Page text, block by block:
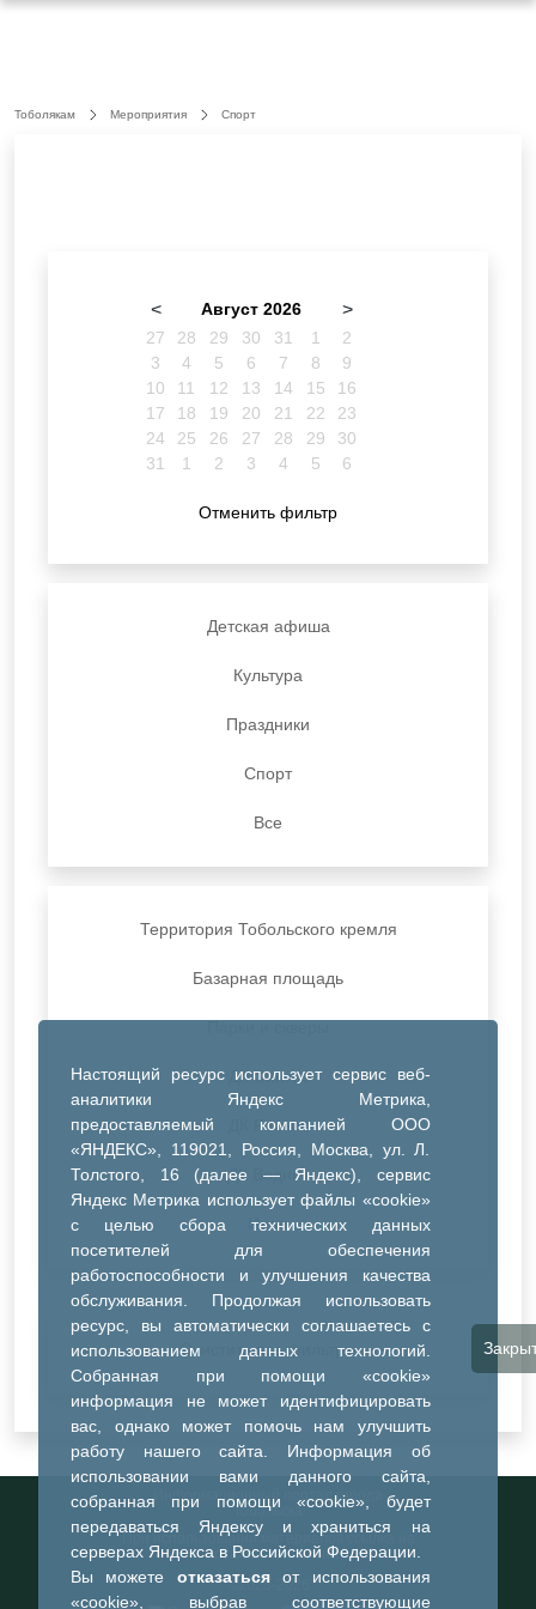
Настоящий ресурс использует сервис веб-
аналитики Яндекс Метрика,
предоставляемый компанией ООО
«ЯНДЕКС», 119021, Россия, Москва, ул. Л.
Толстого, 16 (далее — Яндекс), сервис
Яндекс Метрика использует файлы «cookie»
с целью сбора технических данных
посетителей для обеспечения
работоспособности и улучшения качества
обслуживания. Продолжая использовать
ресурс, вы автоматически соглашаетесь с
использованием данных технологий.
Собранная при помощи «cookie»
информация не может идентифицировать
вас, однако может помочь нам улучшить
работу нашего сайта. Информация об
использовании вами данного сайта,
собранная при помощи «cookie», будет
передаваться Яндексу и храниться на
серверах Яндекса в Российской Федерации.
Вы можете отказатьсяот использования
«cookie», выбрав соответствующие
Тоболякам Мероприятия Спорт
< Август 2026 >
27 28 29 30 31 1
2
3
4 5 6 7 8
9
10
11 12 13 14 15
16
17
18 19 20 21 22
23
24
25 26 27 28 29
30
31
1 2 3 4 5 6
Отменить фильтр
Детская афиша
Культура
Праздники
Спорт
Все
Территория Тобольского кремля
Базарная площадь
ДК Синтез
ДК Речник
ДК Водник
Иное
Очистить все фильтры
Информационный портал города
Тобольска
При использовании материалов ссылка на
портал обязательна
©2023-2026